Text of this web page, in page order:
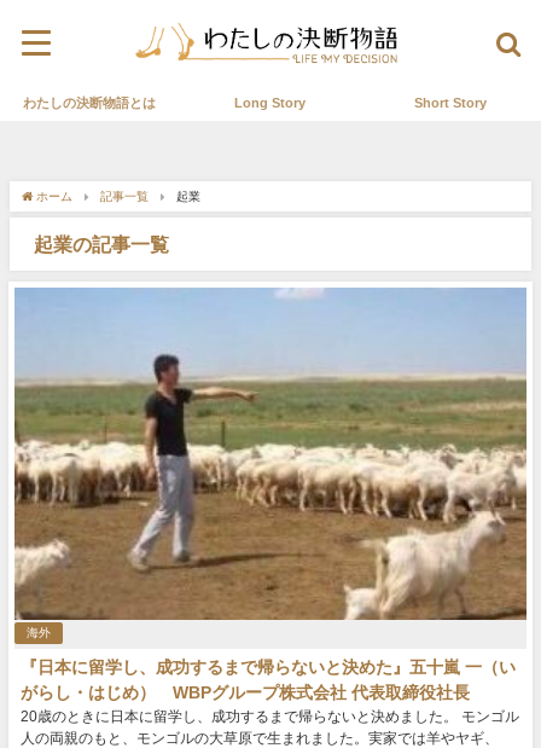
わたしの決断物語とは Long Story Short Story
ホーム 記事一覧 起業
起業の記事一覧
海外
『日本に留学し、成功するまで帰らないと決めた』五十嵐 一（い
がらし・はじめ） WBPグループ株式会社 代表取締役社長
20歳のときに日本に留学し、成功するまで帰らないと決めました。 モンゴル
人の両親のもと、モンゴルの大草原で生まれました。実家では羊やヤギ、